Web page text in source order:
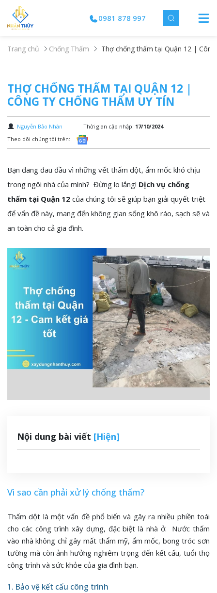
0981 878 997
Trang chủ Chống Thấm Thợ chống thấm tại Quận 12 |
THỢ CHỐNG THẤM TẠI QUẬN 12 |
CÔNG TY CHỐNG THẤM UY TÍN
Nguyễn Bảo Nhân Thời gian cập nhập: 17/10/2024
Theo dõi chúng tôi trên:
Bạn đang đau đầu vì những vết thấm dột, ẩm mốc khó chịu
trong ngôi nhà của mình? Đừng lo lắng! Dịch vụ chống
thấm tại Quận 12 của chúng tôi sẽ giúp bạn giải quyết triệt
để vấn đề này, mang đến không gian sống khô ráo, sạch sẽ và
an toàn cho cả gia đình.
Nội dung bài viết [Hiện]
Vì sao cần phải xử lý chống thấm?
Thấm dột là một vấn đề phổ biến và gây ra nhiều phiền toái
cho các công trình xây dựng, đặc biệt là nhà ở. Nước thấm
vào nhà không chỉ gây mất thẩm mỹ, ẩm mốc, bong tróc sơn
tường mà còn ảnh hưởng nghiêm trọng đến kết cấu, tuổi thọ
công trình và sức khỏe của gia đình bạn.
1. Bảo vệ kết cấu công trình